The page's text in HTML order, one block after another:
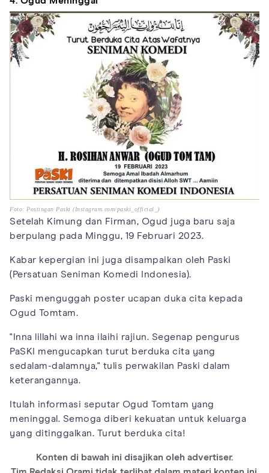
Foto: Postingan Paski (Instagram.com/paski_official_)
Setelah Kimung dan Firman, Ogud juga baru saja
berpulang pada Minggu, 19 Februari 2023.
Kabar kepergian ini juga disampaikan oleh Paski
(Persatuan Seniman Komedi Indonesia).
Paski menguggah poster ucapan duka cita kepada
Ogud Tomtam.
"Inna lillahi wa inna ilaihi rajiun. Segenap pengurus
PaSKI mengucapkan turut berduka cita yang
sedalam-dalamnya," tulis perwakilan Paski dalam
keterangannya.
Itulah informasi seputar Ogud Tomtam yang
meninggal. Semoga diberi kekuatan untuk keluarga
yang ditinggalkan. Turut berduka cita!
Konten di bawah ini disajikan oleh advertiser.